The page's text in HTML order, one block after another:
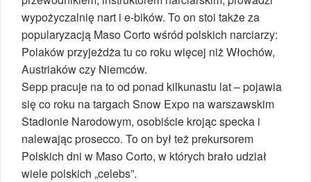
wypożyczalnię nart i e-bików. To on stoi także za
popularyzacją Maso Corto wśród polskich narciarzy:
Polaków przyjeżdża tu co roku więcej niż Włochów,
Austriaków czy Niemców.
Sepp pracuje na to od ponad kilkunastu lat – pojawia
się co roku na targach Snow Expo na warszawskim
Stadionie Narodowym, osobiście krojąc specka i
nalewając prosecco. To on był też prekursorem
Polskich dni w Maso Corto, w których brało udział
wiele polskich „celebs”.